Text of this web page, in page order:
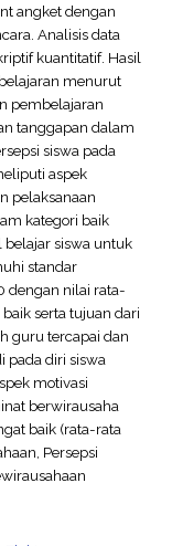
angket dengan
Analisis data
kuantitatif. Hasil
menurut
pembelajaran
tanggapan dalam
siswa pada
aspek
pelaksanaan
kategori baik
belajar siswa untuk
standar
dengan nilai rata-
serta tujuan dari
guru tercapai dan
pada diri siswa
motivasi
berwirausaha
baik (rata-rata
Persepsi